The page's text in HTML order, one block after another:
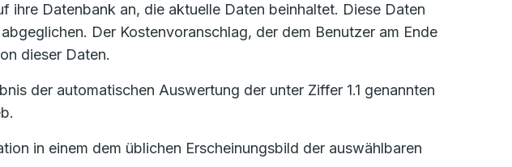
ihre Datenbank an, die aktuelle Daten beinhaltet. Diese Daten
Der Kostenvoranschlag, der dem Benutzer am Ende
dieser Daten.
der automatischen Auswertung der unter Ziffer 1.1 genannten
in einem dem üblichen Erscheinungsbild der auswählbaren